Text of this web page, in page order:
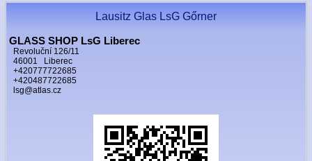
Lausitz Glas LsG Gőrner
GLASS SHOP LsG Liberec
Revoluční 126/11
46001 Liberec
+420777722685
+420487722685
lsg@atlas.cz